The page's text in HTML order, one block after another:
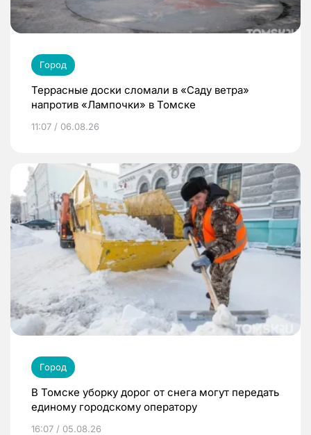
Город
Террасные доски сломали в «Саду ветра»
напротив «Лампочки» в Томске
11:07 / 06.08.26
Город
В Томске уборку дорог от снега могут передать
единому городскому оператору
16:07 / 05.08.26